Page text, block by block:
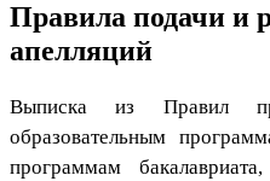
Правила подачи и
апелляций
Выписка из Правил
образовательным
программам